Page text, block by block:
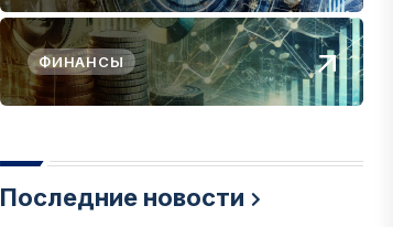
ФИНАНСЫ
Последние новости